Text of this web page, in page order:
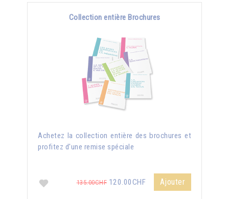
Collection entière Brochures
Achetez la collection entière des brochures et
profitez d'une remise spéciale
135.00CHF 120.00CHF Ajouter